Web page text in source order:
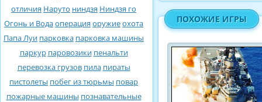
отличия Наруто ниндзя Ниндзя го
Огонь и Водаоперация оружиеохота
Папа Луи парковка парковка машины
паркур паровозики пенальти
перевозка грузов пила пираты
пистолеты побег из тюрьмы повар
пожарные машины познавательные
ПОХОЖИЕ ИГРЫ